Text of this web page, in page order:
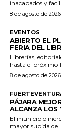
inacabados y
8 de agosto de 2026
EVENTOS
ABIERTO EL
FERIA DEL
Librerías,
8 de agosto de 2026
PÁJARA
ALCANZA LOS
El municipio
mayor subida de...